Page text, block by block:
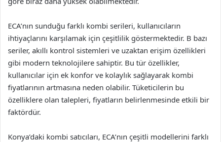
ECA’nın sunduğu farklı kombi serileri, kullanıcıların
ihtiyaçlarını karşılamak için çeşitlilik göstermektedir. B bazı
seriler, akıllı kontrol sistemleri ve uzaktan erişim özellikleri
gibi modern teknolojilere sahiptir. Bu tür özellikler,
kullanıcılar için ek konfor ve kolaylık sağlayarak kombi
fiyatlarının artmasına neden olabilir. Tüketicilerin bu
özelliklere olan talepleri, fiyatların belirlenmesinde etkili bir
faktördür.
Konya’daki kombi satıcıları, ECA’nın çeşitli modellerini farklı